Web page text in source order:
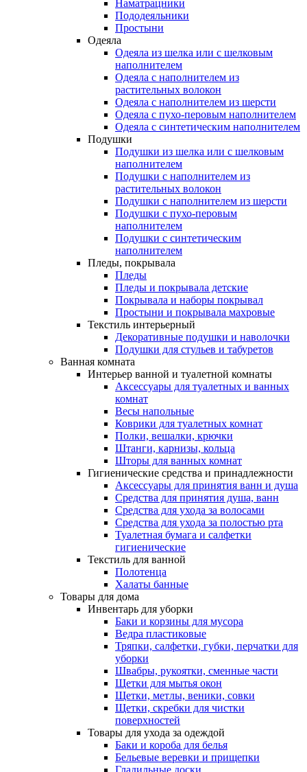
Наматрацники
Пододеяльники
Простыни
Одеяла
Одеяла из шелка или с шелковым
наполнителем
Одеяла с наполнителем из
растительных волокон
Одеяла с наполнителем из шерсти
Одеяла с пухо-перовым наполнителем
Одеяла с синтетическим наполнителем
Подушки
Подушки из шелка или с шелковым
наполнителем
Подушки с наполнителем из
растительных волокон
Подушки с наполнителем из шерсти
Подушки с пухо-перовым
наполнителем
Подушки с синтетическим
наполнителем
Пледы, покрывала
Пледы
Пледы и покрывала детские
Покрывала и наборы покрывал
Простыни и покрывала махровые
Текстиль интерьерный
Декоративные подушки и наволочки
Подушки для стульев и табуретов
Ванная комната
Интерьер ванной и туалетной комнаты
Аксессуары для туалетных и ванных
комнат
Весы напольные
Коврики для туалетных комнат
Полки, вешалки, крючки
Штанги, карнизы, кольца
Шторы для ванных комнат
Гигиенические средства и принадлежности
Аксессуары для принятия ванн и душа
Средства для принятия душа, ванн
Средства для ухода за волосами
Средства для ухода за полостью рта
Туалетная бумага и салфетки
гигиенические
Текстиль для ванной
Полотенца
Халаты банные
Товары для дома
Инвентарь для уборки
Баки и корзины для мусора
Ведра пластиковые
Тряпки, салфетки, губки, перчатки для
уборки
Швабры, рукоятки, сменные части
Щетки для мытья окон
Щетки, метлы, веники, совки
Щетки, скребки для чистки
поверхностей
Товары для ухода за одеждой
Баки и короба для белья
Бельевые веревки и прищепки
Гладильные доски